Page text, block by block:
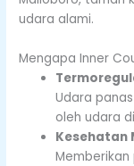
udara alami.
Mengapa Inner
Udara
oleh udara
Kesehatan